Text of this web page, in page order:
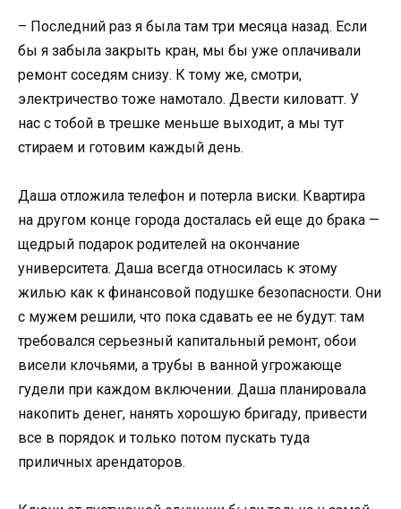
– Последний раз я была там три месяца назад. Если
бы я забыла закрыть кран, мы бы уже оплачивали
ремонт соседям снизу. К тому же, смотри,
электричество тоже намотало. Двести киловатт. У
нас с тобой в трешке меньше выходит, а мы тут
стираем и готовим каждый день.
Даша отложила телефон и потерла виски. Квартира
на другом конце города досталась ей еще до брака —
щедрый подарок родителей на окончание
университета. Даша всегда относилась к этому
жилью как к финансовой подушке безопасности. Они
с мужем решили, что пока сдавать ее не будут: там
требовался серьезный капитальный ремонт, обои
висели клочьями, а трубы в ванной угрожающе
гудели при каждом включении. Даша планировала
накопить денег, нанять хорошую бригаду, привести
все в порядок и только потом пускать туда
приличных арендаторов.